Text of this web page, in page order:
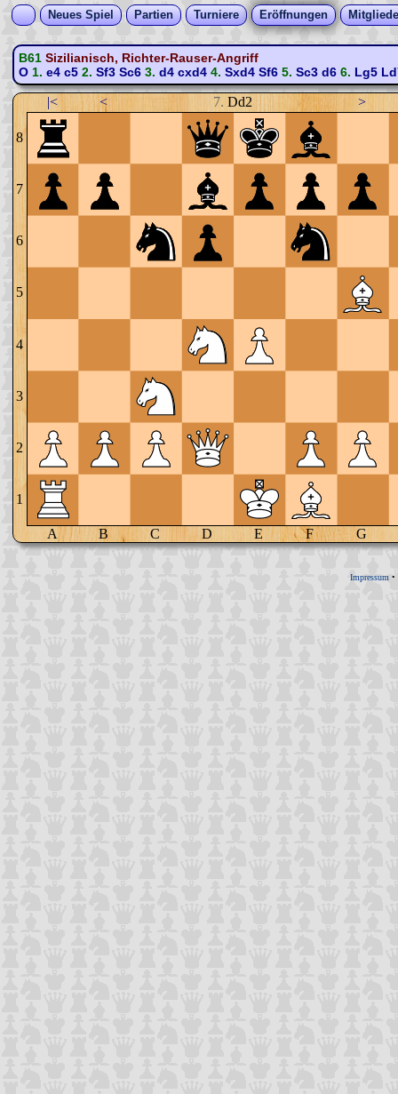
Neues Spiel Partien Turniere Eröffnungen
B61 Sizilianisch, Richter-Rauser-Angriff
O1. e4 c52. Sf3 Sc63. d4 cxd44. Sxd4 Sf65. Sc3 d66. Lg5
|< < 7. Dd2 >
8
7
6
5
4
3
2
1
A B C D E F G
Impressum •